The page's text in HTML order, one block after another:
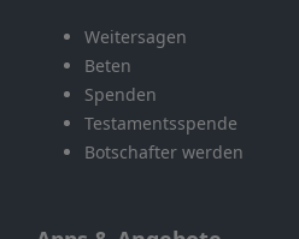
Weitersagen
Beten
Spenden
Testamentsspende
Botschafter werden